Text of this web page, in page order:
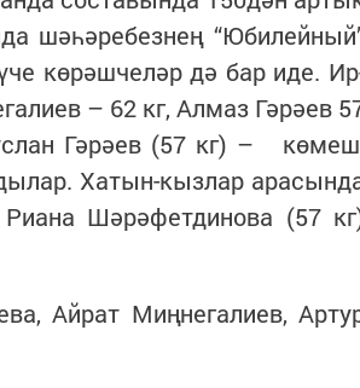
шәһәребезнең
көрәшчеләр дә бар иде.
– 62 кг, Алмаз Гәрәев
Гәрәев (57 кг) –
Хатын-кызлар
Шәрәфетдинова (57
Айрат Миңнегалиев,